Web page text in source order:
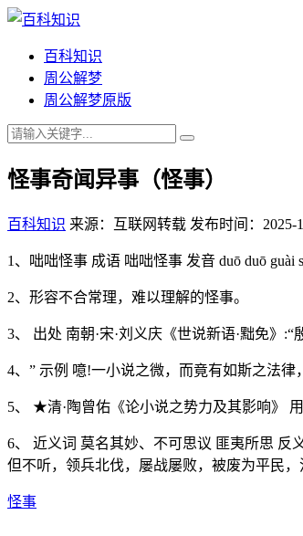
百科知识
周公解梦
周公解梦原版
怪事奇闻异事（怪事）
百科知识 来源：互联网转载 发布时间：2025-
1、咄咄怪事 成语 咄咄怪事 发音 duō duō guài
2、形容不合常理，难以理解的怪事。
3、 出处 南朝·宋·刘义庆《世说新语·黜免》
4、” 示例 噫!一小说之微，而竟有如斯之法律
5、 ★清·陶曾佑《论小说之势力及其影响》
6、 近义词 莫名其妙、不可思议 匪夷所思 反
但不听，领兵北伐，屡战屡败，被废为平民
怪事